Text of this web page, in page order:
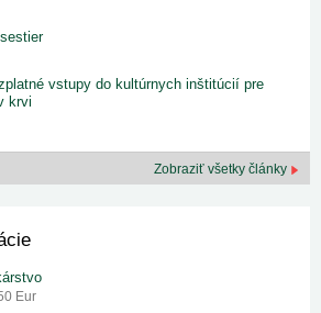
vstupy do kultúrnych inštitúcií pre
krvi
Zobraziť všetky články
Eur